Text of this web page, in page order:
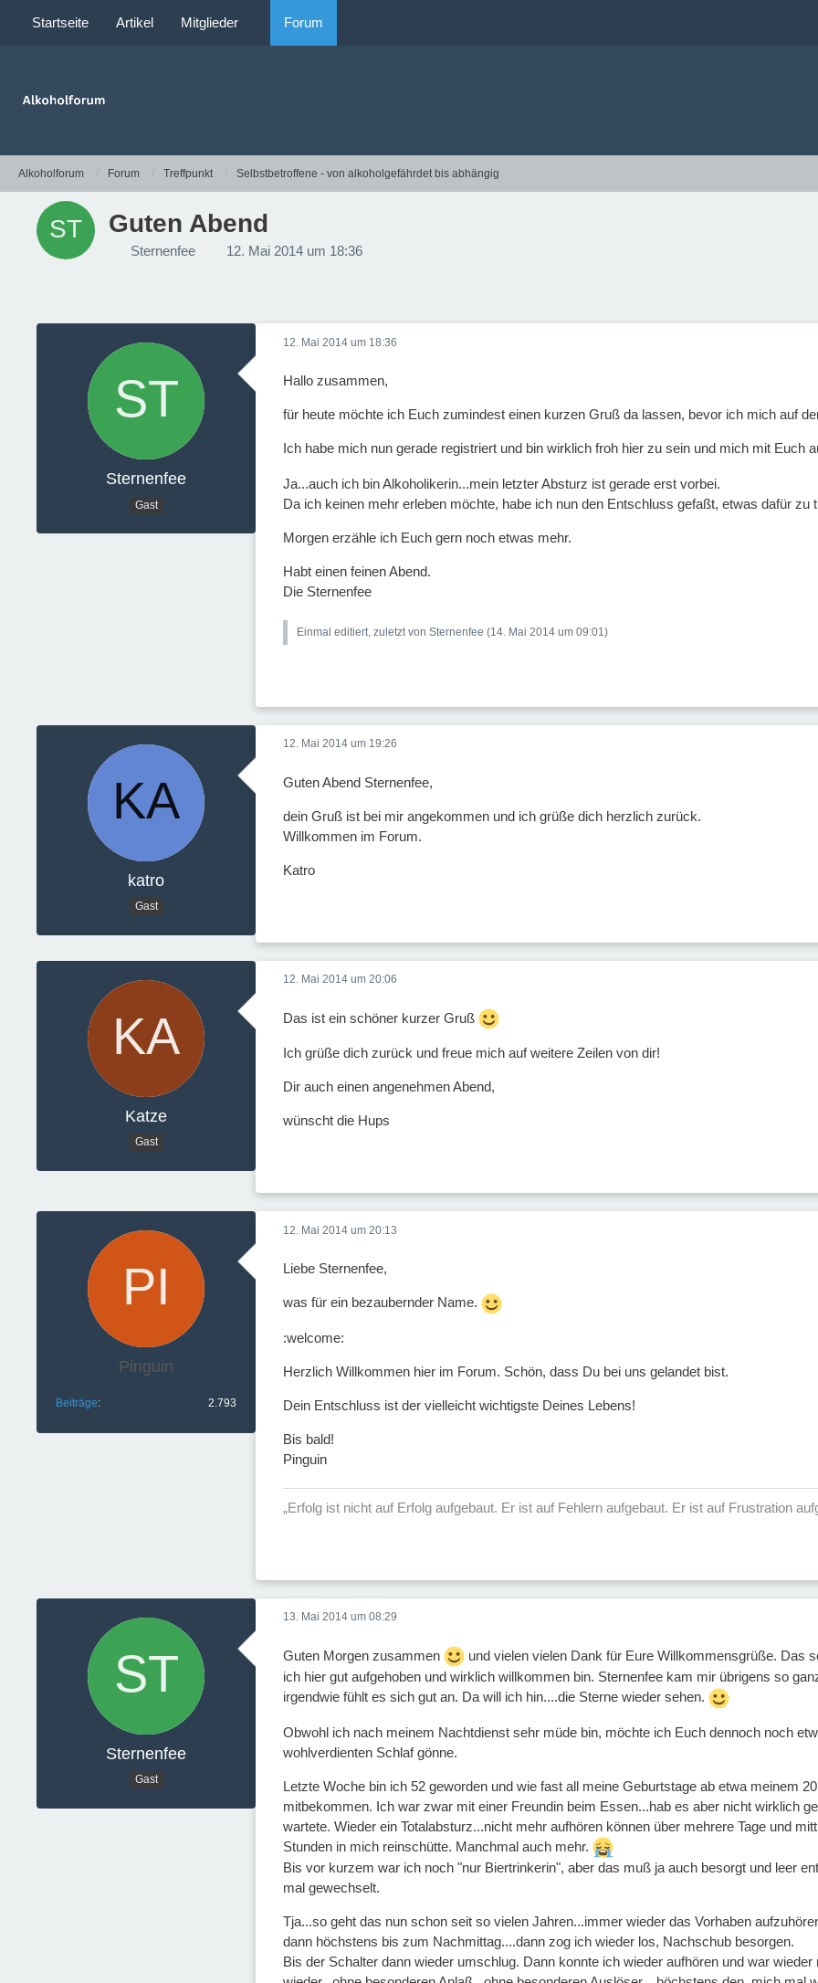
Startseite Artikel Mitglieder Forum
Alkoholforum Forum Treffpunkt Selbstbetroffene - von alkoholgefährdet bis abhängig
Guten Abend
Sternenfee 12. Mai 2014 um 18:36
Sternenfee
Gast
12. Mai 2014 um 18:36
Hallo zusammen,
für heute möchte ich Euch zumindest einen kurzen Gruß da lassen, bevor ich mich auf
Ich habe mich nun gerade registriert und bin wirklich froh hier zu sein und mich mit Euch
Ja...auch ich bin Alkoholikerin...mein letzter Absturz ist gerade erst vorbei.
Da ich keinen mehr erleben möchte, habe ich nun den Entschluss gefaßt, etwas dafür zu
Morgen erzähle ich Euch gern noch etwas mehr.
Habt einen feinen Abend.
Die Sternenfee
Einmal editiert, zuletzt von Sternenfee (14. Mai 2014 um 09:01 )
katro
Gast
12. Mai 2014 um 19:26
Guten Abend Sternenfee,
dein Gruß ist bei mir angekommen und ich grüße dich herzlich zurück.
Willkommen im Forum.
Katro
Katze
Gast
12. Mai 2014 um 20:06
Das ist ein schöner kurzer Gruß
Ich grüße dich zurück und freue mich auf weitere Zeilen von dir!
Dir auch einen angenehmen Abend,
wünscht die Hups
Pinguin
Beiträge 2.793
12. Mai 2014 um 20:13
Liebe Sternenfee,
was für ein bezaubernder Name.
:welcome:
Herzlich Willkommen hier im Forum. Schön, dass Du bei uns gelandet bist.
Dein Entschluss ist der vielleicht wichtigste Deines Lebens!
Bis bald!
Pinguin
„Erfolg ist nicht auf Erfolg aufgebaut. Er ist auf Fehlern aufgebaut. Er ist auf Frustration
Sternenfee
Gast
13. Mai 2014 um 08:29
Guten Morgen zusammen
und vielen vielen Dank für Eure Willkommensgrüße. Das
ich hier gut aufgehoben und wirklich willkommen bin. Sternenfee kam mir übrigens so
irgendwie fühlt es sich gut an. Da will ich hin....die Sterne wieder sehen.
Obwohl ich nach meinem Nachtdienst sehr müde bin, möchte ich Euch dennoch noch
wohlverdienten Schlaf gönne.
Letzte Woche bin ich 52 geworden und wie fast all meine Geburtstage ab etwa meinem
mitbekommen. Ich war zwar mit einer Freundin beim Essen...hab es aber nicht wirklich
wartete. Wieder ein Totalabsturz...nicht mehr aufhören können über mehrere Tage und
Stunden in mich reinschütte. Manchmal auch mehr.
Bis vor kurzem war ich noch "nur Biertrinkerin", aber das muß ja auch besorgt und leer
mal gewechselt.
Tja...so geht das nun schon seit so vielen Jahren...immer wieder das Vorhaben
dann höchstens bis zum Nachmittag....dann zog ich wieder los, Nachschub besorgen.
Bis der Schalter dann wieder umschlug. Dann konnte ich wieder aufhören und war